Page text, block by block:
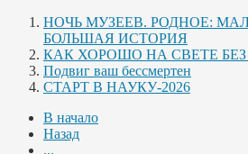
НОЧЬ МУЗЕЕВ. РОДНОЕ:
БОЛЬШАЯ ИСТОРИЯ
КАК ХОРОШО НА СВЕТЕ
Подвиг ваш бессмертен
СТАРТ В НАУКУ-2026
В начало
Назад
...